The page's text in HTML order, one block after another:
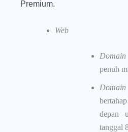
Premium.
Web
penuh
Domain
depan
tanggal